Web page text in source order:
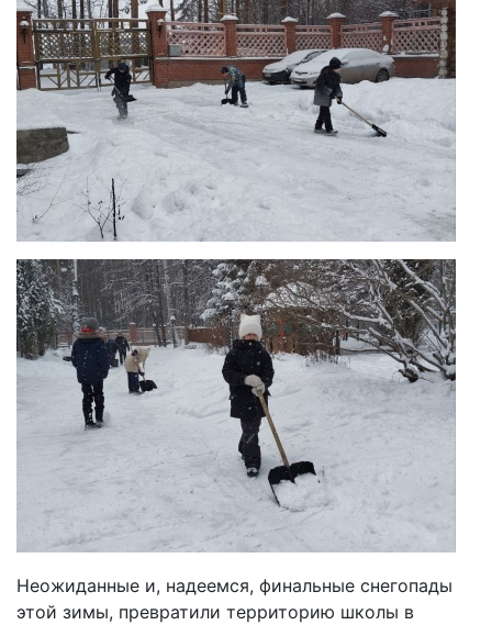
Неожиданные и, надеемся, финальные снегопады
этой зимы, превратили территорию школы в